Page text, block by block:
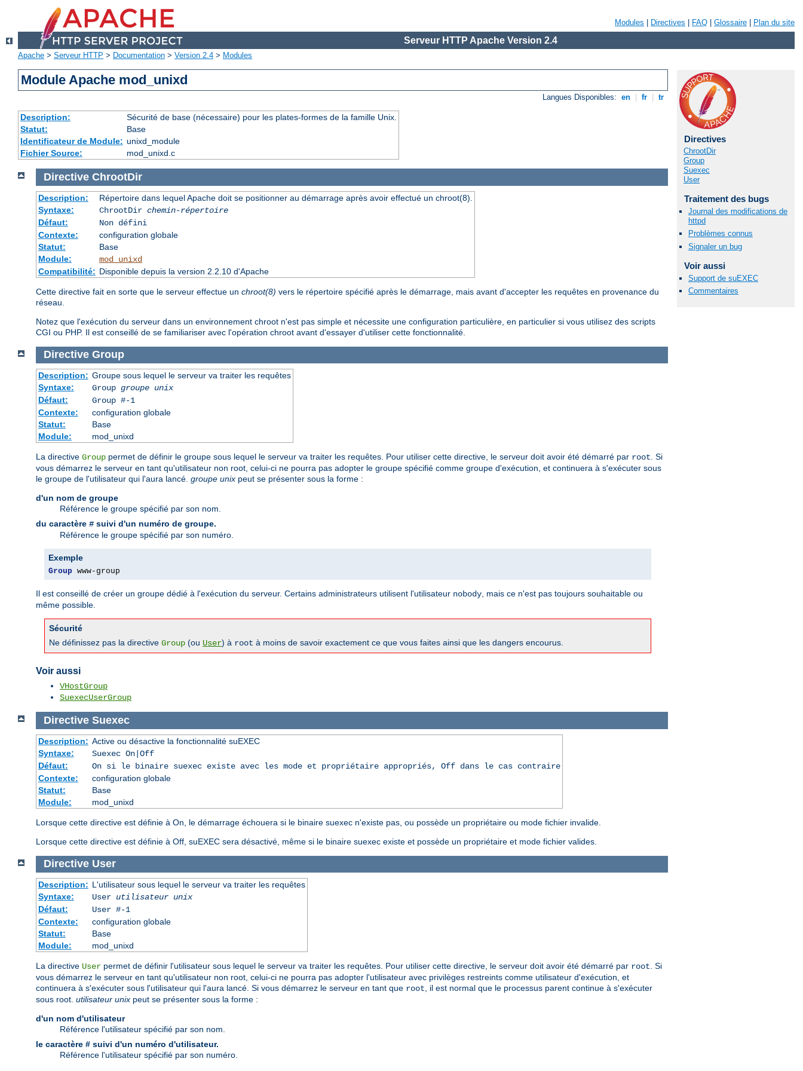
Modules Directives FAQ Glossaire Plan du site
Serveur HTTP Apache Version 2.4
Apache > Serveur HTTP > Documentation > Version 2.4 > Modules
Module Apache mod_unixd
Langues Disponibles: en fr tr
Description:
Sécurité de base (nécessaire) pour les plates-formes de la famille Unix.
Statut:
Base
Identificateur de Module: unixd_module
Fichier Source:
mod_unixd.c
Directives
ChrootDir
Group
Suexec
User
Traitement des bugs
Journal des modifications de
httpd
Problèmes connus
Signaler un bug
Voir aussi
Support de suEXEC
Commentaires
Directive ChrootDir
Description:
Répertoire dans lequel Apache doit se positionner au démarrage après avoir effectué un chroot(8).
Syntaxe:
ChrootDir chemin-répertoire
Défaut:
Non défini
Contexte:
configuration globale
Statut:
Base
Module:
mod_unixd
Compatibilité: Disponible depuis la version 2.2.10 d'Apache
Cette directive fait en sorte que le serveur effectue un chroot(8) vers le répertoire spécifié après le démarrage, mais avant d'accepter les requêtes en provenance du
réseau.
Notez que l'exécution du serveur dans un environnement chroot n'est pas simple et nécessite une configuration particulière, en particulier si vous utilisez des scripts
CGI ou PHP. Il est conseillé de se familiariser avec l'opération chroot avant d'essayer d'utiliser cette fonctionnalité.
Directive Group
Description: Groupe sous lequel le serveur va traiter les requêtes
Syntaxe:
Group groupe unix
Défaut:
Group #-1
Contexte:
configuration globale
Statut:
Base
Module:
mod_unixd
La directive Group permet de définir le groupe sous lequel le serveur va traiter les requêtes. Pour utiliser cette directive, le serveur doit avoir été démarré par root . Si
vous démarrez le serveur en tant qu'utilisateur non root, celui-ci ne pourra pas adopter le groupe spécifié comme groupe d'exécution, et continuera à s'exécuter sous
le groupe de l'utilisateur qui l'aura lancé. groupe unix peut se présenter sous la forme :
d'un nom de groupe
Référence le groupe spécifié par son nom.
du caractère # suivi d'un numéro de groupe.
Référence le groupe spécifié par son numéro.
Exemple
Group www-group
Il est conseillé de créer un groupe dédié à l'exécution du serveur. Certains administrateurs utilisent l'utilisateur nobody , mais ce n'est pas toujours souhaitable ou
même possible.
Sécurité
Ne définissez pas la directive Group (ou User) à root à moins de savoir exactement ce que vous faites ainsi que les dangers encourus.
Voir aussi
VHostGroup
SuexecUserGroup
Directive Suexec
Description: Active ou désactive la fonctionnalité suEXEC
Syntaxe:
Suexec On|Off
Défaut:
On si le binaire suexec existe avec les mode et propriétaire appropriés, Off dans le cas contraire
Contexte:
configuration globale
Statut:
Base
Module:
mod_unixd
Lorsque cette directive est définie à On, le démarrage échouera si le binaire suexec n'existe pas, ou possède un propriétaire ou mode fichier invalide.
Lorsque cette directive est définie à Off, suEXEC sera désactivé, même si le binaire suexec existe et possède un propriétaire et mode fichier valides.
Directive User
Description: L'utilisateur sous lequel le serveur va traiter les requêtes
Syntaxe:
User utilisateur unix
Défaut:
User #-1
Contexte:
configuration globale
Statut:
Base
Module:
mod_unixd
La directive User permet de définir l'utilisateur sous lequel le serveur va traiter les requêtes. Pour utiliser cette directive, le serveur doit avoir été démarré par root . Si
vous démarrez le serveur en tant qu'utilisateur non root, celui-ci ne pourra pas adopter l'utilisateur avec privilèges restreints comme utilisateur d'exécution, et
continuera à s'exécuter sous l'utilisateur qui l'aura lancé. Si vous démarrez le serveur en tant que root , il est normal que le processus parent continue à s'exécuter
sous root. utilisateur unix peut se présenter sous la forme :
d'un nom d'utilisateur
Référence l'utilisateur spécifié par son nom.
le caractère # suivi d'un numéro d'utilisateur.
Référence l'utilisateur spécifié par son numéro.